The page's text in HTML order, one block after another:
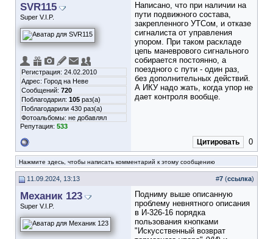
SVR115
Super V.I.P.
Регистрация: 24.02.2010
Адрес: Город на Неве
Сообщений: 720
Поблагодарил: 105 раз(а)
Поблагодарили 430 раз(а)
Фотоальбомы: не добавлял
Репутация: 533
Написано, что при наличии на
пути подвижного состава,
закрепленного УТСом, и отказе
сигналиста от управления
упором. При таком раскладе
цепь маневрового сигнального
собирается постоянно, а
поездного с пути - один раз,
без дополнительных действий.
А ИКУ надо жать, когда упор не
дает контроля вообще.
Цитировать 0
Нажмите здесь, чтобы написать комментарий к этому сообщению
11.09.2024, 13:13 #7 (ссылка)
Механик 123
Super V.I.P.
Подниму выше описанную
проблему невнятного описания
в И-326-16 порядка
пользования кнопками
"Искусственный возврат